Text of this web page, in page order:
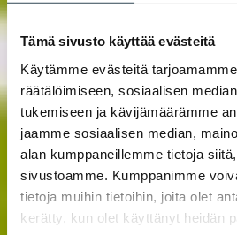
Tämä sivusto käyttää evästeitä
Käytämme evästeitä
räätälöimiseen, sosiaalisen
tukemiseen ja kävijämäärämme
jaamme sosiaalisen median,
alan kumppaneillemme tietoja
sivustoamme. Kumppanimme
tietoja muihin tietoihin, joita olet
kerätty, kun olet käyttänyt heidän